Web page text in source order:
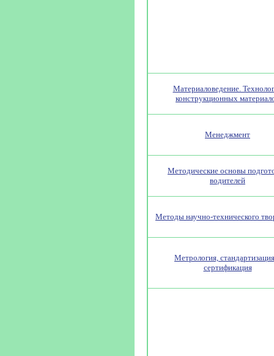
Материаловедение.
конструкционных
Менеджмент
Методические основы
водителей
Методы научно-технического
Метрология,
сертификация